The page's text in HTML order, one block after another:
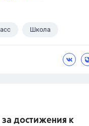
Школа
достижения к